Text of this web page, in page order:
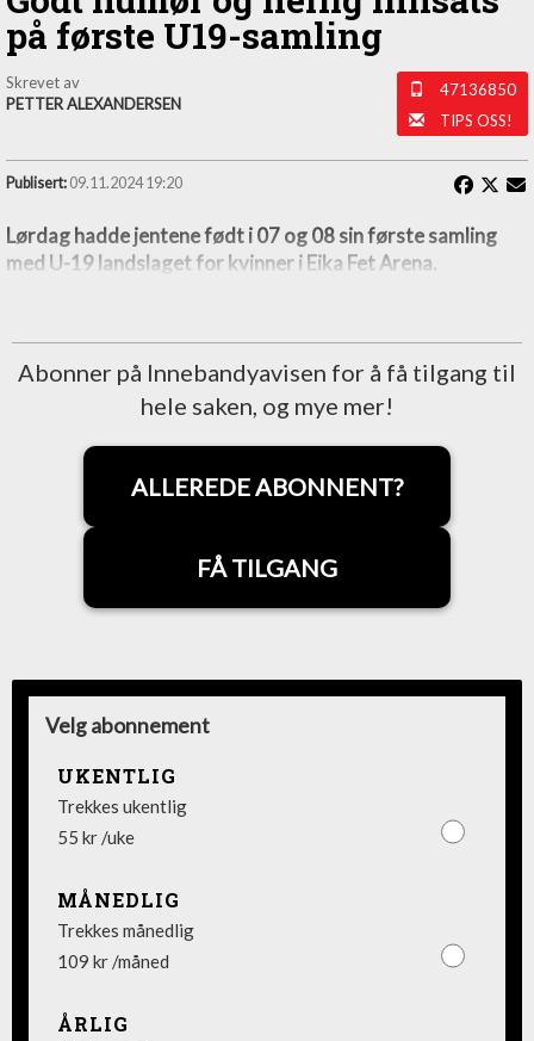
på første U19-samling
Skrevet av
PETTER ALEXANDERSEN
47136850
TIPS OSS!
Publisert: 09.11.2024 19:20
Lørdag hadde jentene født i 07 og 08 sin første samling
med U-19 landslaget for kvinner i Eika Fet Arena.
Abonner på Innebandyavisen for å få tilgang til
hele saken, og mye mer!
ALLEREDE ABONNENT?
FÅ TILGANG
Velg abonnement
UKENTLIG
Trekkes ukentlig
55 kr /uke
MÅNEDLIG
Trekkes månedlig
109 kr /måned
ÅRLIG